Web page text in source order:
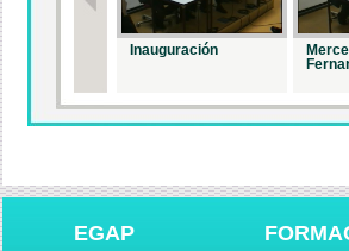
Inauguración
EGAP